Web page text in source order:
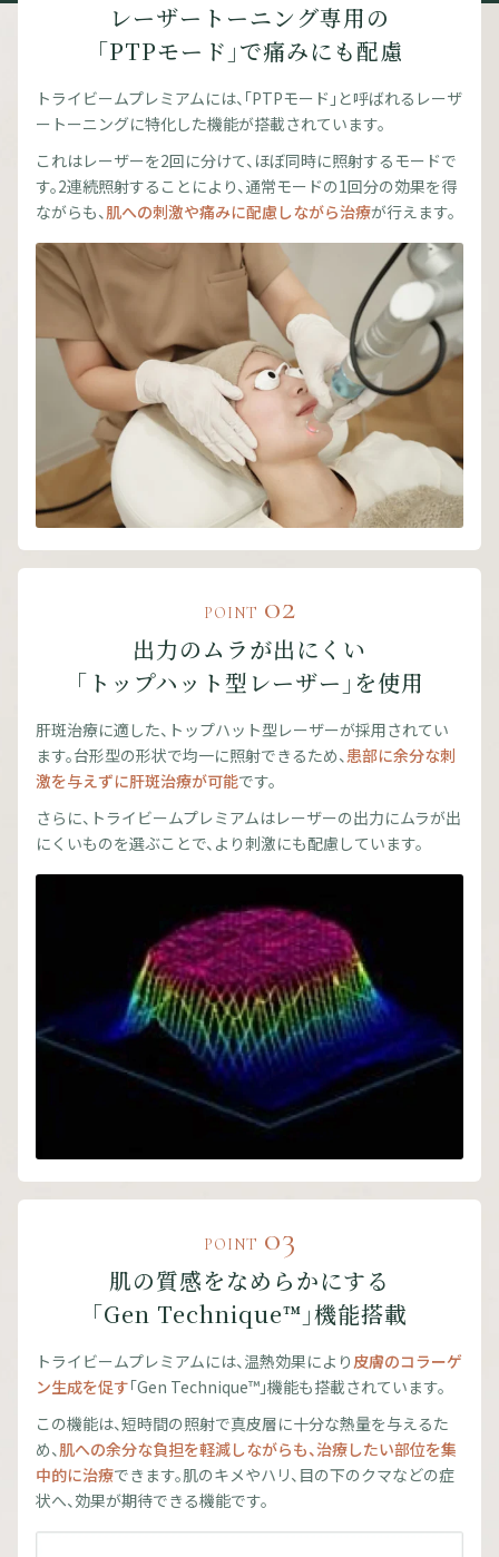
レーザートーニング専用の
「PTPモード」で痛みにも配慮
トライビームプレミアムには、「PTPモード」と呼ばれるレーザ
ートーニングに特化した機能が搭載されています。
これはレーザーを2回に分けて、ほぼ同時に照射するモードで
す。2連続照射することにより、通常モードの1回分の効果を得
ながらも、肌への刺激や痛みに配慮しながら治療が行えます。
POINT 02
出力のムラが出にくい
「トップハット型レーザー」を使用
肝斑治療に適した、トップハット型レーザーが採用されてい
ます。台形型の形状で均一に照射できるため、患部に余分な刺
激を与えずに肝斑治療が可能です。
さらに、トライビームプレミアムはレーザーの出力にムラが出
にくいものを選ぶことで、より刺激にも配慮しています。
POINT 03
肌の質感をなめらかにする
「Gen Technique™」機能搭載
トライビームプレミアムには、温熱効果により皮膚のコラーゲ
ン生成を促す「Gen Technique™」機能も搭載されています。
この機能は、短時間の照射で真皮層に十分な熱量を与えるた
め、肌への余分な負担を軽減しながらも、治療したい部位を集
中的に治療できます。肌のキメやハリ、目の下のクマなどの症
状へ、効果が期待できる機能です。